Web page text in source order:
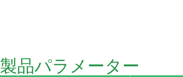
製品パラメーター